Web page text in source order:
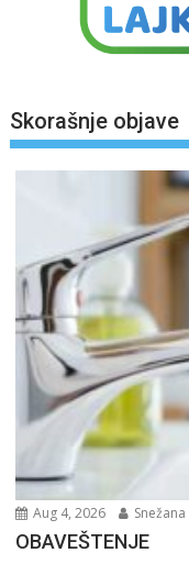
Skorašnje objave
Aug 4, 2026
OBAVEŠTENJE